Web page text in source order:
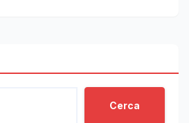
Cerca